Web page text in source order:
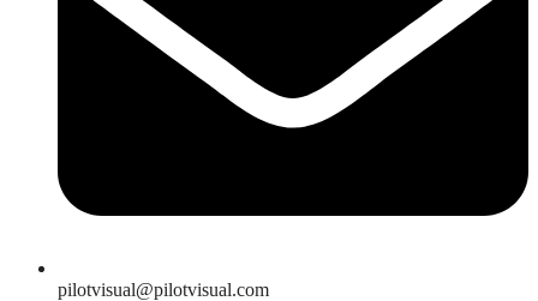
pilotvisual@pilotvisual.com